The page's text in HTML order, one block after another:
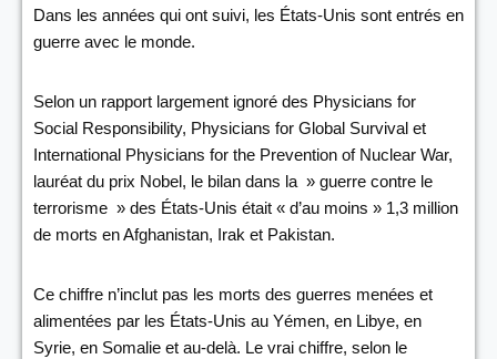
Dans les années qui ont suivi, les États-Unis sont entrés en
guerre avec le monde.
Selon un rapport largement ignoré des Physicians for
Social Responsibility, Physicians for Global Survival et
International Physicians for the Prevention of Nuclear War,
lauréat du prix Nobel, le bilan dans la » guerre contre le
terrorisme » des États-Unis était « d’au moins » 1,3 million
de morts en Afghanistan, Irak et Pakistan.
Ce chiffre n’inclut pas les morts des guerres menées et
alimentées par les États-Unis au Yémen, en Libye, en
Syrie, en Somalie et au-delà. Le vrai chiffre, selon le